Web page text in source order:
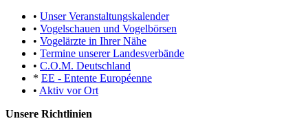
• Unser Veranstaltungskalender
• Vogelschauen und Vogelbörsen
• Vogelärzte in Ihrer Nähe
• Termine unserer Landesverbände
• C.O.M. Deutschland
* EE - Entente Européenne
• Aktiv vor Ort
Unsere Richtlinien